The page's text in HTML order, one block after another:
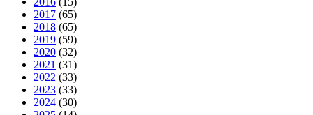
2017 (65)
2018 (65)
2019 (59)
2020 (32)
2021 (31)
2022 (33)
2023 (33)
2024 (30)